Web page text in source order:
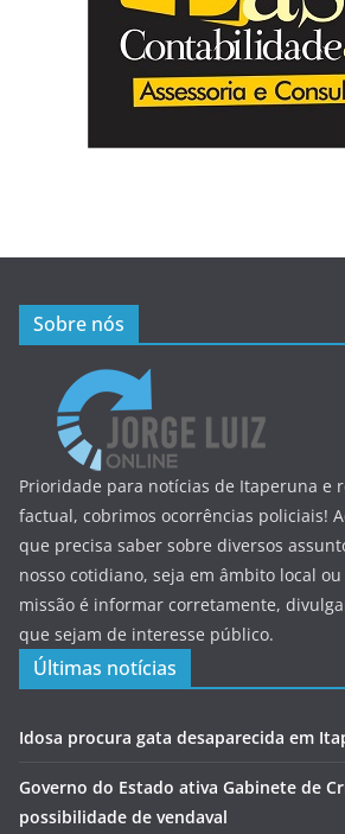
Sobre nós
Prioridade para notícias de Itaperuna e
factual, cobrimos ocorrências policiais!
que precisa saber sobre diversos
nosso cotidiano, seja em âmbito local
missão é informar corretamente,
que sejam de interesse público.
Últimas notícias
Idosa procura gata desaparecida em
Governo do Estado ativa Gabinete de
possibilidade de vendaval